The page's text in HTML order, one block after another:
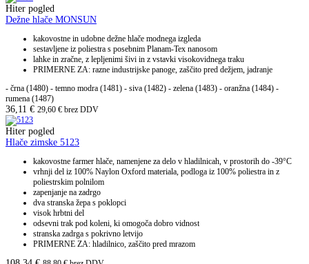
Hiter pogled
Dežne hlače MONSUN
kakovostne in udobne dežne hlače modnega izgleda
sestavljene iz poliestra s posebnim Planam-Tex nanosom
lahke in zračne, z lepljenimi šivi in z vstavki visokovidnega traku
PRIMERNE ZA: razne industrijske panoge, zaščito pred dežjem, jadranje
- črna (1480) - temno modra (1481) - siva (1482) - zelena (1483) - oranžna (1484) -
rumena (1487)
36,11 € 29,60 € brez DDV
Hiter pogled
Hlače zimske 5123
kakovostne farmer hlače, namenjene za delo v hladilnicah, v prostorih do -39°C
vrhnji del iz 100% Naylon Oxford materiala, podloga iz 100% poliestra in z
poliestrskim polnilom
zapenjanje na zadrgo
dva stranska žepa s poklopci
visok hrbtni del
odsevni trak pod koleni, ki omogoča dobro vidnost
stranska zadrga s pokrivno letvijo
PRIMERNE ZA: hladilnico, zaščito pred mrazom